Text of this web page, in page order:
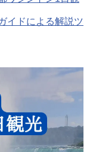
イドによる解説ツ